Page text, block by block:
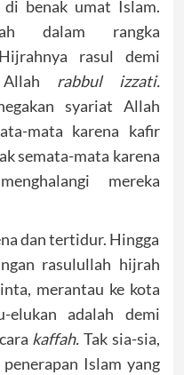
benak umat Islam.
dalam rangka
rasul demi
rabbul izzati.
syariat Allah
mata karena kafir
semata-mata karena
mereka
dan tertidur. Hingga
rasulullah hijrah
merantau ke kota
adalah demi
kaffah. Tak sia-sia,
Islam yang